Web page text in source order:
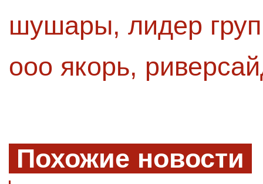
шушары, лидер
ооо якорь,
Похожие новости